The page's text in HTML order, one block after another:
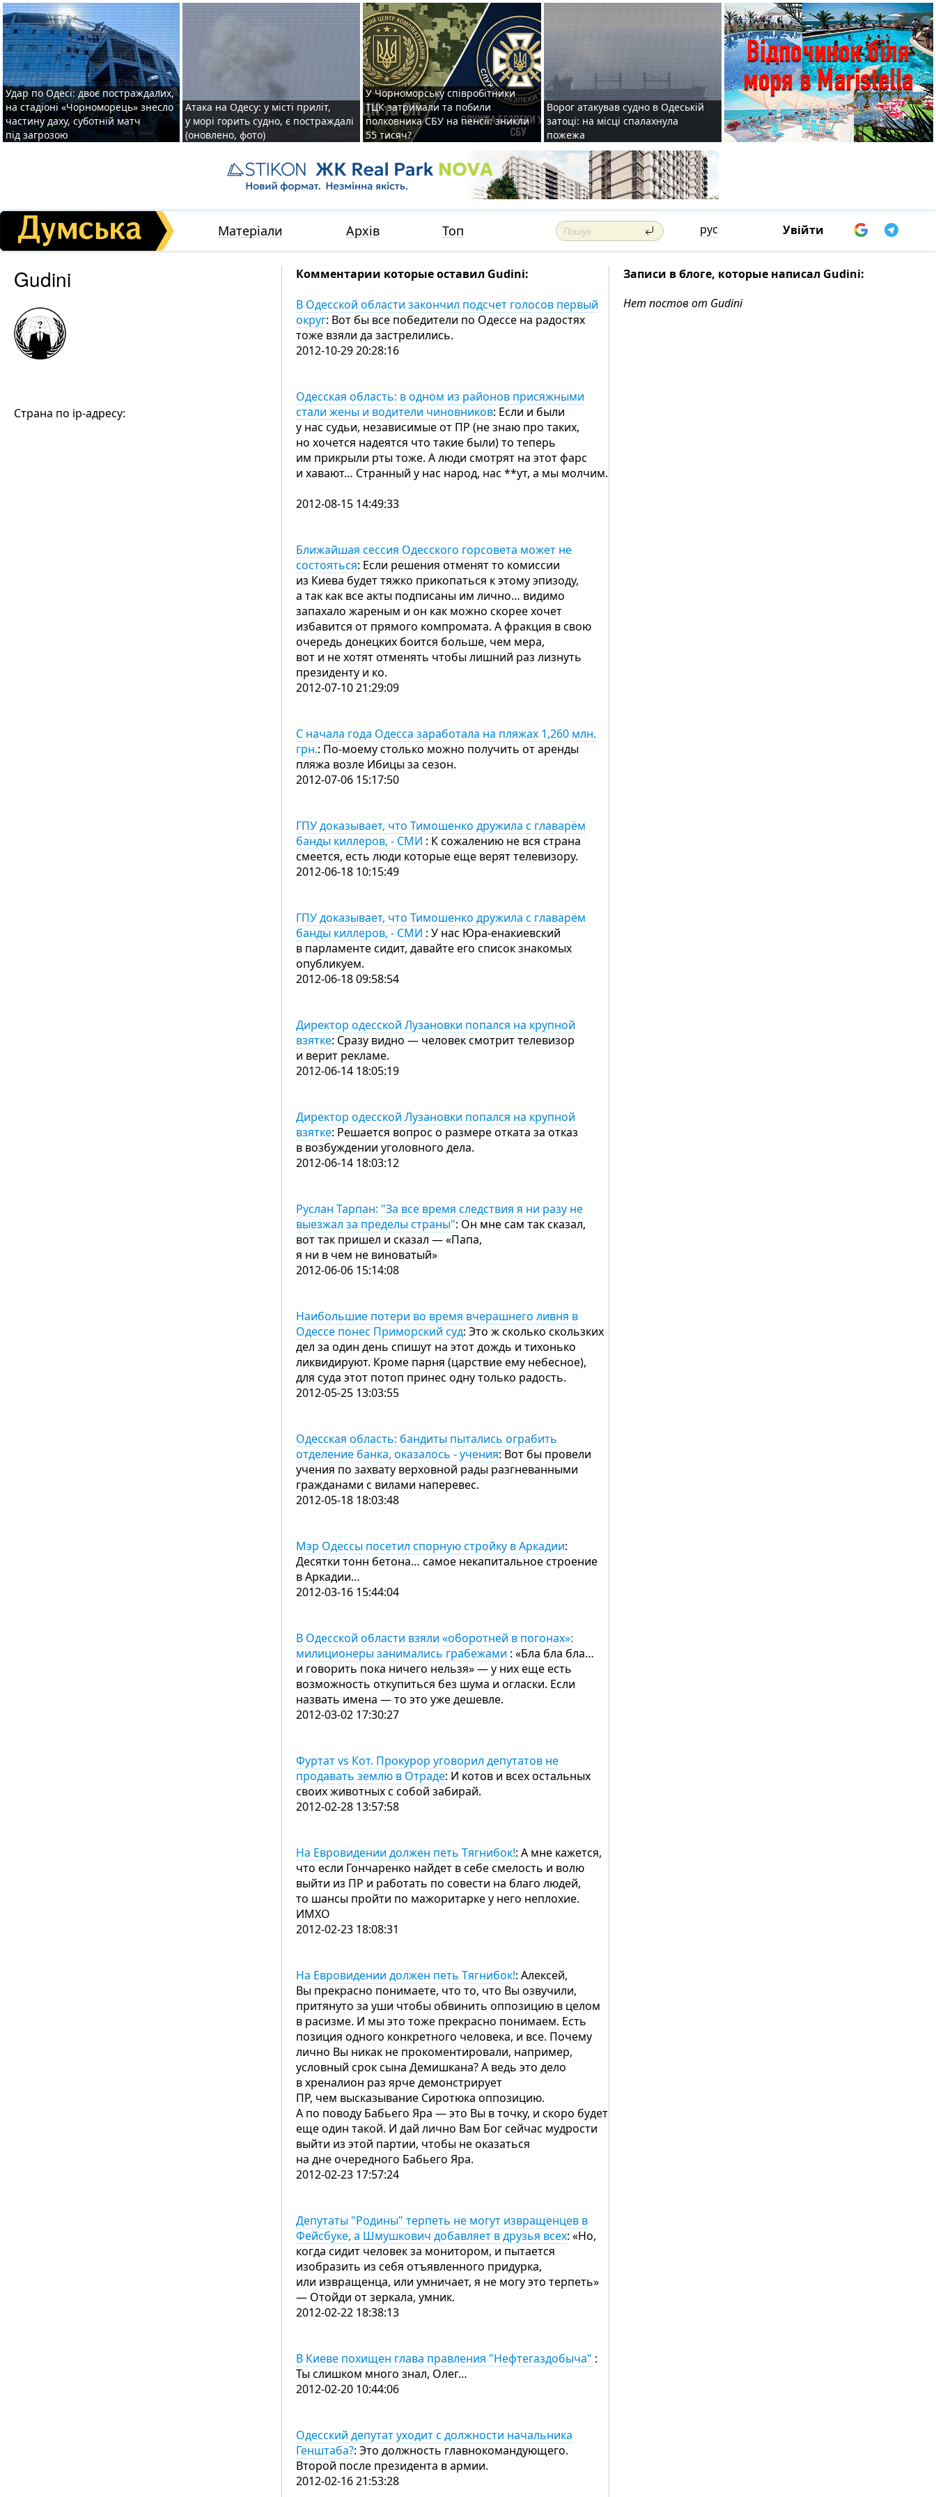
Удар по Одесі: двоє постраждалих,
на стадіоні «Чорноморець» знесло
частину даху, суботній матч
під загрозою
Атака на Одесу: у місті приліт,
у морі горить судно, є постраждалі
(оновлено, фото)
У Чорноморську співробітники
ТЦК затримали та побили
полковника СБУ на пенсії: зникли
55 тисяч?
Ворог атакував судно в Одеській
затоці: на місці спалахнула
пожежа
Матеріали Архів Топ рус Увійти
Gudini
Страна по ip-адресу:
Комментарии которые оставил Gudini:
В Одесской области закончил подсчет голосов первый
округ: Вот бы все победители по Одессе на радостях
тоже взяли да застрелились.
2012-10-29 20:28:16
Одесская область: в одном из районов присяжными
стали жены и водители чиновников: Если и были
у нас судьи, независимые от ПР (не знаю про таких,
но хочется надеятся что такие были) то теперь
им прикрыли рты тоже. А люди смотрят на этот фарс
и хавают… Странный у нас народ, нас **ут, а мы молчим.
2012-08-15 14:49:33
Ближайшая сессия Одесского горсовета может не
состояться: Если решения отменят то комиссии
из Киева будет тяжко прикопаться к этому эпизоду,
а так как все акты подписаны им лично… видимо
запахало жареным и он как можно скорее хочет
избавится от прямого компромата. А фракция в свою
очередь донецких боится больше, чем мера,
вот и не хотят отменять чтобы лишний раз лизнуть
президенту и ко.
2012-07-10 21:29:09
С начала года Одесса заработала на пляжах 1,260 млн.
грн.: По-моему столько можно получить от аренды
пляжа возле Ибицы за сезон.
2012-07-06 15:17:50
ГПУ доказывает, что Тимошенко дружила с главарём
банды киллеров, - СМИ : К сожалению не вся страна
смеется, есть люди которые еще верят телевизору.
2012-06-18 10:15:49
ГПУ доказывает, что Тимошенко дружила с главарём
банды киллеров, - СМИ : У нас Юра-енакиевский
в парламенте сидит, давайте его список знакомых
опубликуем.
2012-06-18 09:58:54
Директор одесской Лузановки попался на крупной
взятке: Сразу видно — человек смотрит телевизор
и верит рекламе.
2012-06-14 18:05:19
Директор одесской Лузановки попался на крупной
взятке: Решается вопрос о размере отката за отказ
в возбуждении уголовного дела.
2012-06-14 18:03:12
Руслан Тарпан: "За все время следствия я ни разу не
выезжал за пределы страны": Он мне сам так сказал,
вот так пришел и сказал — «Папа,
я ни в чем не виноватый»
2012-06-06 15:14:08
Наибольшие потери во время вчерашнего ливня в
Одессе понес Приморский суд: Это ж сколько скользких
дел за один день спишут на этот дождь и тихонько
ликвидируют. Кроме парня (царствие ему небесное),
для суда этот потоп принес одну только радость.
2012-05-25 13:03:55
Одесская область: бандиты пытались ограбить
отделение банка, оказалось - учения: Вот бы провели
учения по захвату верховной рады разгневанными
гражданами с вилами наперевес.
2012-05-18 18:03:48
Мэр Одессы посетил спорную стройку в Аркадии:
Десятки тонн бетона… самое некапитальное строение
в Аркадии…
2012-03-16 15:44:04
В Одесской области взяли «оборотней в погонах»:
милиционеры занимались грабежами : «Бла бла бла…
и говорить пока ничего нельзя» — у них еще есть
возможность откупиться без шума и огласки. Если
назвать имена — то это уже дешевле.
2012-03-02 17:30:27
Фуртат vs Кот. Прокурор уговорил депутатов не
продавать землю в Отраде: И котов и всех остальных
своих животных с собой забирай.
2012-02-28 13:57:58
На Евровидении должен петь Тягнибок!: А мне кажется,
что если Гончаренко найдет в себе смелость и волю
выйти из ПР и работать по совести на благо людей,
то шансы пройти по мажоритарке у него неплохие.
ИМХО
2012-02-23 18:08:31
На Евровидении должен петь Тягнибок!: Алексей,
Вы прекрасно понимаете, что то, что Вы озвучили,
притянуто за уши чтобы обвинить оппозицию в целом
в расизме. И мы это тоже прекрасно понимаем. Есть
позиция одного конкретного человека, и все. Почему
лично Вы никак не прокоментировали, например,
условный срок сына Демишкана? А ведь это дело
в хреналион раз ярче демонстрирует
ПР, чем высказывание Сиротюка оппозицию.
А по поводу Бабьего Яра — это Вы в точку, и скоро будет
еще один такой. И дай лично Вам Бог сейчас мудрости
выйти из этой партии, чтобы не оказаться
на дне очередного Бабьего Яра.
2012-02-23 17:57:24
Депутаты "Родины" терпеть не могут извращенцев в
Фейсбуке, а Шмушкович добавляет в друзья всех: «Но,
когда сидит человек за монитором, и пытается
изобразить из себя отъявленного придурка,
или извращенца, или умничает, я не могу это терпеть»
— Отойди от зеркала, умник.
2012-02-22 18:38:13
В Киеве похищен глава правления "Нефтегаздобыча" :
Ты слишком много знал, Олег…
2012-02-20 10:44:06
Одесский депутат уходит с должности начальника
Генштаба?: Это должность главнокомандующего.
Второй после президента в армии.
2012-02-16 21:53:28
Записи в блоге, которые написал Gudini:
Нет постов от Gudini